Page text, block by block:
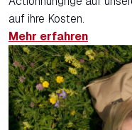
auf ihre Kosten.
Mehr erfahren